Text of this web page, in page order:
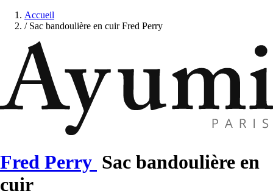
Accueil
/ Sac bandoulière en cuir Fred Perry
Fred Perry Sac bandoulière en
cuir